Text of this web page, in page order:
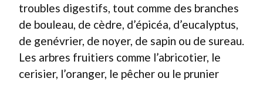
troubles digestifs, tout comme des branches
de bouleau, de cèdre, d’épicéa, d’eucalyptus,
de genévrier, de noyer, de sapin ou de sureau.
Les arbres fruitiers comme l’abricotier, le
cerisier, l’oranger, le pêcher ou le prunier